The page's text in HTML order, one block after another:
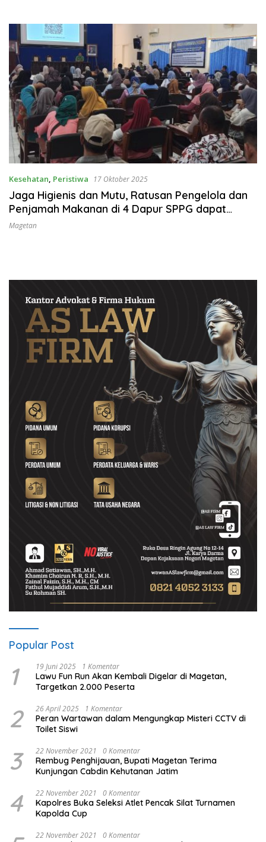
Kesehatan, Peristiwa 17 Oktober 2025
Jaga Higienis dan Mutu, Ratusan Pengelola dan
Penjamah Makanan di 4 Dapur SPPG dapat
Pelatihan
Magetan
Popular Post
1 19 Juni 2025 1 Komentar
Lawu Fun Run Akan Kembali Digelar di Magetan,
Targetkan 2.000 Peserta
2 26 April 2025 1 Komentar
Peran Wartawan dalam Mengungkap Misteri CCTV di
Toilet Siswi
3 22 November 2021 0 Komentar
Rembug Penghijauan, Bupati Magetan Terima
Kunjungan Cabdin Kehutanan Jatim
4 22 November 2021 0 Komentar
Kapolres Buka Seleksi Atlet Pencak Silat Turnamen
Kapolda Cup
22 November 2021 0 Komentar